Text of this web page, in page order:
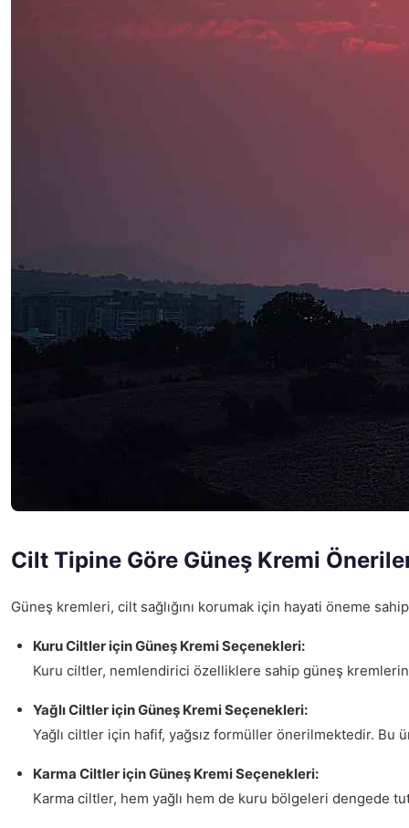
Cilt Tipine Göre Güneş Kremi
Güneş kremleri, cilt sağlığını korumak için hayati öneme
Kuru Ciltler için Güneş Kremi Seçenekleri:
Kuru ciltler, nemlendirici özelliklere sahip güneş
Yağlı Ciltler için Güneş Kremi Seçenekleri:
Yağlı ciltler için hafif, yağsız formüller önerilmektedir. Bu
Karma Ciltler için Güneş Kremi Seçenekleri:
Karma ciltler, hem yağlı hem de kuru bölgeleri dengede